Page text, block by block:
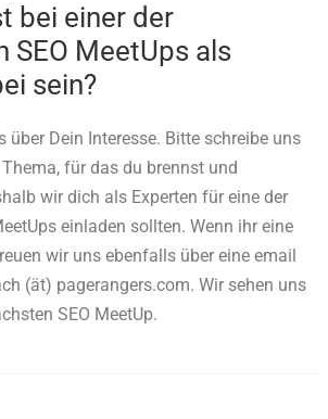
bei einer der
SEO MeetUps als
sein?
über Dein Interesse. Bitte schreibe uns
für das du brennst und
wir dich als Experten für eine der
einladen sollten. Wenn ihr eine
wir uns ebenfalls über eine email
(ät) pagerangers.com. Wir sehen uns
SEO MeetUp.